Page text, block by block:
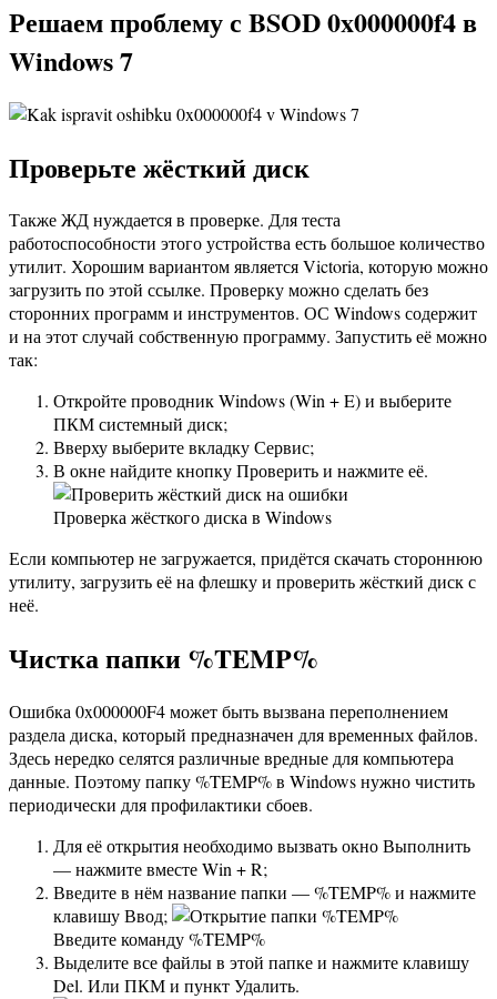
Решаем проблему с BSOD 0x000000f4 в
Windows 7
Проверьте жёсткий диск
Также ЖД нуждается в проверке. Для теста
работоспособности этого устройства есть большое количество
утилит. Хорошим вариантом является Victoria, которую можно
загрузить по этой ссылке. Проверку можно сделать без
сторонних программ и инструментов. ОС Windows содержит
и на этот случай собственную программу. Запустить её можно
так:
Откройте проводник Windows (Win + E) и выберите
ПКМ системный диск;
Вверху выберите вкладку Сервис;
В окне найдите кнопку Проверить и нажмите её.
Проверка жёсткого диска в Windows
Если компьютер не загружается, придётся скачать стороннюю
утилиту, загрузить её на флешку и проверить жёсткий диск с
неё.
Чистка папки %TEMP%
Ошибка 0x000000F4 может быть вызвана переполнением
раздела диска, который предназначен для временных файлов.
Здесь нередко селятся различные вредные для компьютера
данные. Поэтому папку %TEMP% в Windows нужно чистить
периодически для профилактики сбоев.
Для её открытия необходимо вызвать окно Выполнить
— нажмите вместе Win + R;
Введите в нём название папки — %TEMP% и нажмите
клавишу Ввод;
Введите команду %TEMP%
Выделите все файлы в этой папке и нажмите клавишу
Del. Или ПКМ и пункт Удалить.